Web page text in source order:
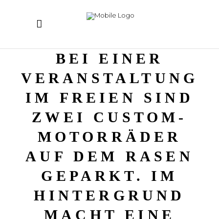
BEI EINER
VERANSTALTUNG
IM FREIEN SIND
ZWEI CUSTOM-
MOTORRÄDER
AUF DEM RASEN
GEPARKT. IM
HINTERGRUND
MACHT EINE